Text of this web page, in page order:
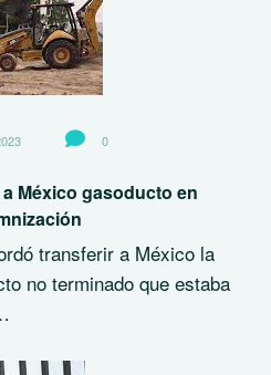
0
México gasoducto en
transferir a México la
no terminado que estaba